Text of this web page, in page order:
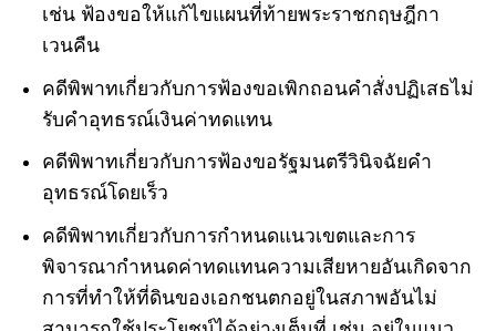
เช่น ฟ้องขอให้แก้ไขแผนที่ท้ายพระราชกฤษฎีกา
เวนคืน
คดีพิพาทเกี่ยวกับการฟ้องขอเพิกถอนคำสั่งปฏิเสธไม่
รับคำอุทธรณ์เงินค่าทดแทน
คดีพิพาทเกี่ยวกับการฟ้องขอรัฐมนตรีวินิจฉัยคำ
อุทธรณ์โดยเร็ว
คดีพิพาทเกี่ยวกับการกำหนดแนวเขตและการ
พิจารณากำหนดค่าทดแทนความเสียหายอันเกิดจาก
การที่ทำให้ที่ดินของเอกชนตกอยู่ในสภาพอันไม่